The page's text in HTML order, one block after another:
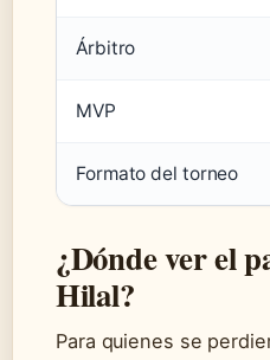
Árbitro
MVP
Formato del torneo
¿Dónde ver el
Hilal?
Para quienes se